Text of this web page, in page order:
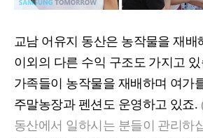
교남 어유지 동산은 농작물을 재배
이외의 다른 수익 구조도 가지고
가족들이 농작물을 재배하며 여가
주말농장과 펜션도 운영하고 있죠.
동산에서 일하시는 분들이 관리하